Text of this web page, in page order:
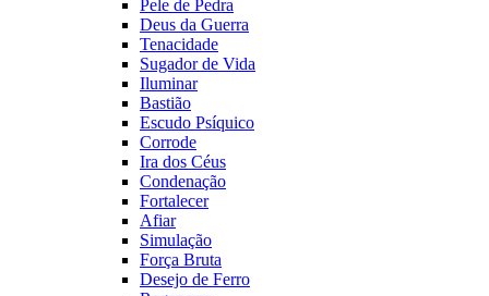
Pele de Pedra
Deus da Guerra
Tenacidade
Sugador de Vida
Iluminar
Bastião
Escudo Psíquico
Corrode
Ira dos Céus
Condenação
Fortalecer
Afiar
Simulação
Força Bruta
Desejo de Ferro